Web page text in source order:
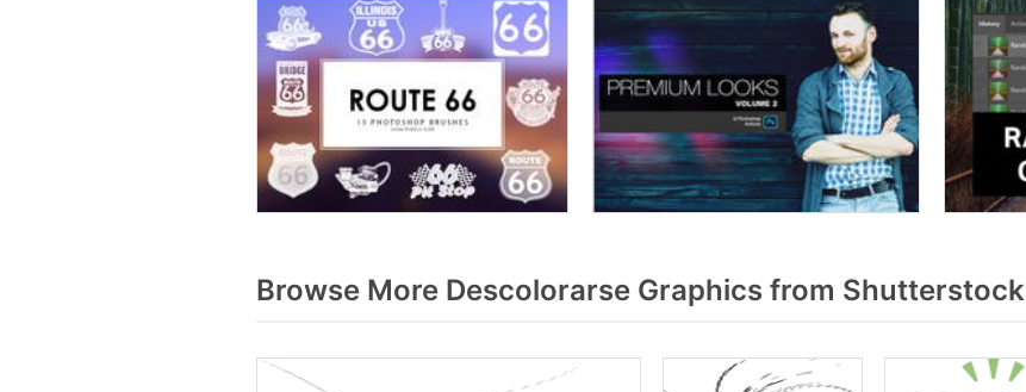
Browse More Descolorarse Graphics from Shutterstock